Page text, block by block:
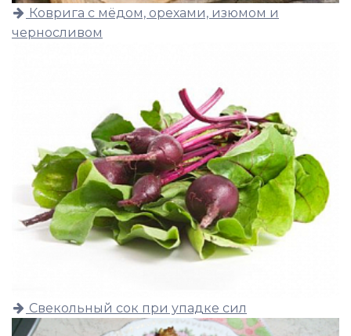
Коврига с мёдом, орехами, изюмом и
черносливом
Свекольный сок при упадке сил